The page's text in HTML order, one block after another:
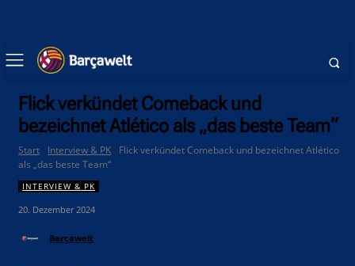
Flick verkündet Comeback und
bezeichnet Atlético als „das beste Team“
Start Interview & PK
Flick verkündet Comeback und bezeichnet Atlético
als „das beste Team“
INTERVIEW & PK
20. Dezember 2024
Barçawelt